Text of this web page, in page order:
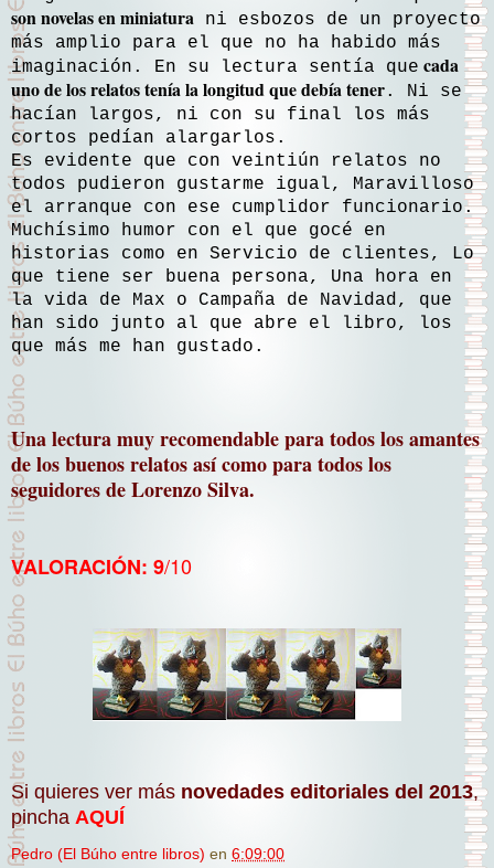
son novelas en miniatura ni esbozos de un proyecto
más amplio para el que no ha habido más
imaginación. En su lectura sentía que cada
uno de los relatos tenía la longitud que debía tener. Ni se
hacían largos, ni con su final los más
cortos pedían alargarlos.
Es evidente que con veintiún relatos no
todos pudieron gustarme igual, Maravilloso
el arranque con ese cumplidor funcionario.
Muchísimo humor con el que gocé en
historias como en Servicio de clientes, Lo
que tiene ser buena persona, Una hora en
la vida de Max o Campaña de Navidad, que
han sido junto al que abre el libro, los
que más me han gustado.
Una lectura muy recomendable para todos los amantes
de los buenos relatos así como para todos los
seguidores de Lorenzo Silva.
VALORACIÓN: 9/10
Si quieres ver más novedades editoriales del 2013,
pincha AQUÍ
Pedro (El Búho entre libros) en 6:09:00